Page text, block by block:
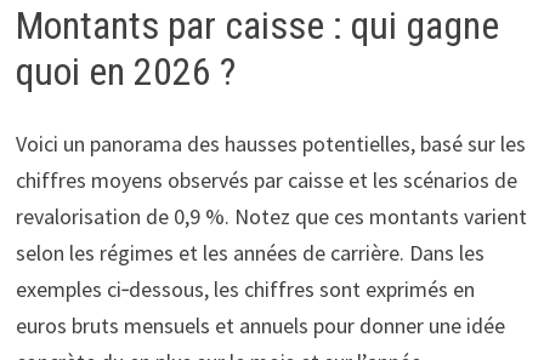
Montants par caisse : qui gagne
quoi en 2026 ?
Voici un panorama des hausses potentielles, basé sur les
chiffres moyens observés par caisse et les scénarios de
revalorisation de 0,9 %. Notez que ces montants varient
selon les régimes et les années de carrière. Dans les
exemples ci‑dessous, les chiffres sont exprimés en
euros bruts mensuels et annuels pour donner une idée